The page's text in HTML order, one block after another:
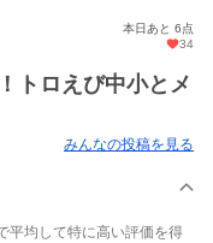
本日あと 6点
34
トロえび中小とメ
みんなの投稿を見る
平均して特に高い評価を得